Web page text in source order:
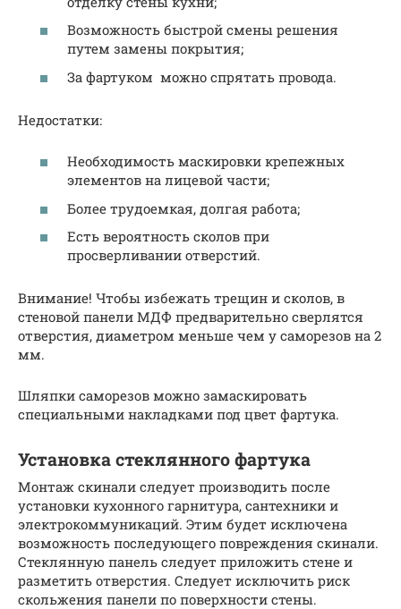
Возможность быстрой смены решения
путем замены покрытия;
За фартуком можно спрятать провода.
Недостатки:
Необходимость маскировки крепежных
элементов на лицевой части;
Более трудоемкая, долгая работа;
Есть вероятность сколов при
просверливании отверстий.
Внимание! Чтобы избежать трещин и сколов, в
стеновой панели МДФ предварительно сверлятся
отверстия, диаметром меньше чем у саморезов на 2
мм.
Шляпки саморезов можно замаскировать
специальными накладками под цвет фартука.
Установка стеклянного фартука
Монтаж скинали следует производить после
установки кухонного гарнитура, сантехники и
электрокоммуникаций. Этим будет исключена
возможность последующего повреждения скинали.
Стеклянную панель следует приложить стене и
разметить отверстия. Следует исключить риск
скольжения панели по поверхности стены.